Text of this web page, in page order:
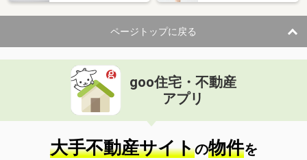
ページトップに戻る
goo住宅・不動産
アプリ
大手不動産サイトの物件を